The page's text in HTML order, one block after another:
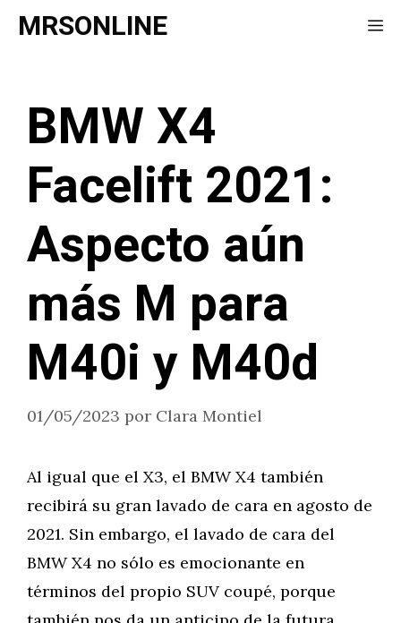
Saltar
MRSONLINE
BMW X4
Facelift 2021:
Aspecto aún
más M para
M40i y M40d
01/05/2023 por Clara Montiel
Al igual que el X3, el BMW X4 también
recibirá su gran lavado de cara en agosto de
2021. Sin embargo, el lavado de cara del
BMW X4 no sólo es emocionante en
términos del propio SUV coupé, porque